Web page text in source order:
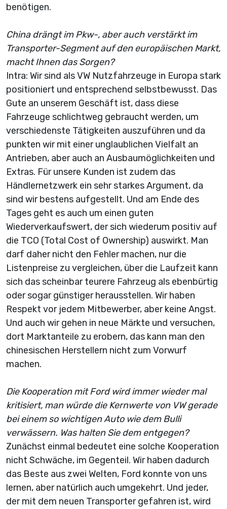
benötigen.
China drängt im Pkw-, aber auch verstärkt im
Transporter-Segment auf den europäischen Markt,
macht Ihnen das Sorgen?
Intra: Wir sind als VW Nutzfahrzeuge in Europa stark
positioniert und entsprechend selbstbewusst. Das
Gute an unserem Geschäft ist, dass diese
Fahrzeuge schlichtweg gebraucht werden, um
verschiedenste Tätigkeiten auszuführen und da
punkten wir mit einer unglaublichen Vielfalt an
Antrieben, aber auch an Ausbaumöglichkeiten und
Extras. Für unsere Kunden ist zudem das
Händlernetzwerk ein sehr starkes Argument, da
sind wir bestens aufgestellt. Und am Ende des
Tages geht es auch um einen guten
Wiederverkaufswert, der sich wiederum positiv auf
die TCO (Total Cost of Ownership) auswirkt. Man
darf daher nicht den Fehler machen, nur die
Listenpreise zu vergleichen, über die Laufzeit kann
sich das scheinbar teurere Fahrzeug als ebenbürtig
oder sogar günstiger herausstellen. Wir haben
Respekt vor jedem Mitbewerber, aber keine Angst.
Und auch wir gehen in neue Märkte und versuchen,
dort Marktanteile zu erobern, das kann man den
chinesischen Herstellern nicht zum Vorwurf
machen.
Die Kooperation mit Ford wird immer wieder mal
kritisiert, man würde die Kernwerte von VW gerade
bei einem so wichtigen Auto wie dem Bulli
verwässern. Was halten Sie dem entgegen?
Zunächst einmal bedeutet eine solche Kooperation
nicht Schwäche, im Gegenteil. Wir haben dadurch
das Beste aus zwei Welten, Ford konnte von uns
lernen, aber natürlich auch umgekehrt. Und jeder,
der mit dem neuen Transporter gefahren ist, wird